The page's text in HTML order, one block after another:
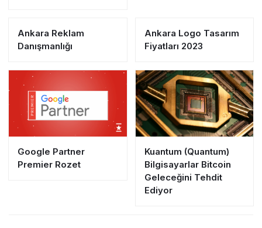
Ankara Reklam
Danışmanlığı
Ankara Logo Tasarım
Fiyatları 2023
Google Partner
Premier Rozet
Kuantum (Quantum)
Bilgisayarlar Bitcoin
Geleceğini Tehdit
Ediyor